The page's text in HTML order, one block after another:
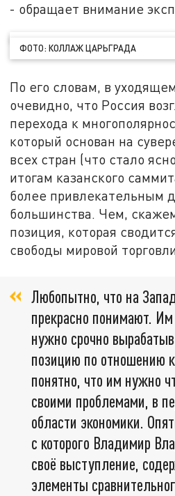
- обращает внимание
ФОТО: КОЛЛАЖ ЦАРЬГРАДА
По его словам, в
очевидно, что Россия
перехода к
который основан на
всех стран (что стало
итогам казанского
более привлекательным
большинства. Чем,
позиция, которая
свободы мировой
Любопытно, что на
прекрасно понимают.
нужно срочно
позицию по отношению
понятно, что им нужно
своими проблемами, в
области экономики.
с которого Владимир
своё выступление,
элементы